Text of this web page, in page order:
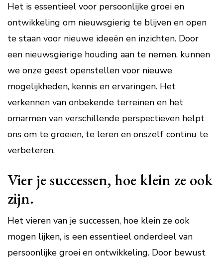
Het is essentieel voor persoonlijke groei en
ontwikkeling om nieuwsgierig te blijven en open
te staan voor nieuwe ideeën en inzichten. Door
een nieuwsgierige houding aan te nemen, kunnen
we onze geest openstellen voor nieuwe
mogelijkheden, kennis en ervaringen. Het
verkennen van onbekende terreinen en het
omarmen van verschillende perspectieven helpt
ons om te groeien, te leren en onszelf continu te
verbeteren.
Vier je successen, hoe klein ze ook
zijn.
Het vieren van je successen, hoe klein ze ook
mogen lijken, is een essentieel onderdeel van
persoonlijke groei en ontwikkeling. Door bewust